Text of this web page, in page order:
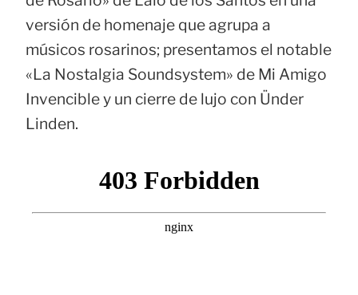
versión de homenaje que agrupa a
músicos rosarinos; presentamos el notable
«La Nostalgia Soundsystem» de Mi Amigo
Invencible y un cierre de lujo con Ünder
Linden.